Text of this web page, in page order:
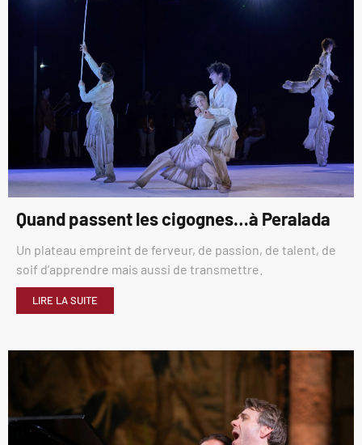
Quand passent les cigognes…à Peralada
Un plateau empreint de ferveur, de passion, de talent, de
soif d’apprendre mais aussi de transmettre.
LIRE LA SUITE